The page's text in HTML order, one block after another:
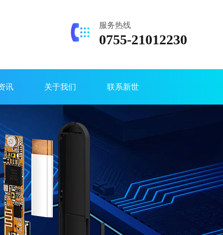
服务热线
0755-21012230
讯 关于我们 联系新世